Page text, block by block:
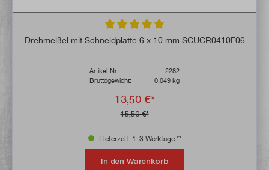
Durchschnittliche Bewertung von 5 von 5
Drehmeißel mit Schneidplatte 6 x 10 mm SCUCR0410F06
Artikel-Nr:
2282
Bruttogewicht:
0,049 kg
13,50 €*
15,50 €*
Lieferzeit: 1-3 Werktage **
In den Warenkorb